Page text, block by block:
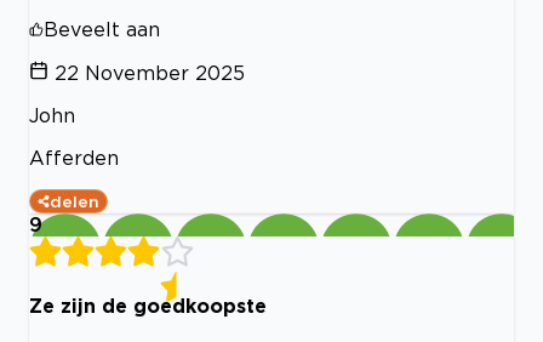
Beveelt aan
22 November 2025
John
Afferden
delen
9
Ze zijn de goedkoopste